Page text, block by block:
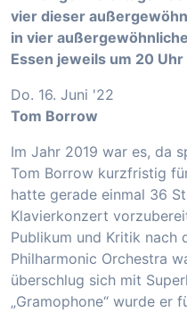
vier dieser
in vier
Essen jeweils um 20
Do. 16. Juni '22
Tom Borrow
Im Jahr 2019 war es, da
Tom Borrow kurzfristig
hatte gerade einmal 36
Klavierkonzert
Publikum und Kritik nach
Philharmonic Orchestra
überschlug sich mit
„Gramophone“ wurde er